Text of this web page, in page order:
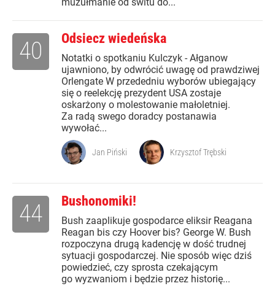
Odsiecz wiedeńska
Notatki o spotkaniu Kulczyk - Ałganow
ujawniono, by odwrócić uwagę od prawdziwej
Orlengate W przededniu wyborów ubiegający
się o reelekcję prezydent USA zostaje
oskarżony o molestowanie małoletniej.
Za radą swego doradcy postanawia
wywołać...
40
Jan Piński Krzysztof Trębski
Bushonomiki!
Bush zaaplikuje gospodarce eliksir Reagana
Reagan bis czy Hoover bis? George W. Bush
rozpoczyna drugą kadencję w dość trudnej
sytuacji gospodarczej. Nie sposób więc dziś
powiedzieć, czy sprosta czekającym
go wyzwaniom i będzie przez historię...
44